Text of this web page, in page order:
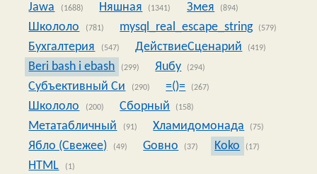
Jawa (1688) Няшная (1341) Змея (894)
Школоло (781) mysql_real_escape_string (579)
Бухгалтерия (547) ДействиеСценарий (419)
Beri bash i ebash (299) Яuбy (294)
Субъективный Си (290) =()= (267)
Школоло (200) Сборный (158)
Метатабличный (91) Хламидомонада (75)
Ябло (Свежее) (49) Goвно (37) Koko (17)
HTML (1)